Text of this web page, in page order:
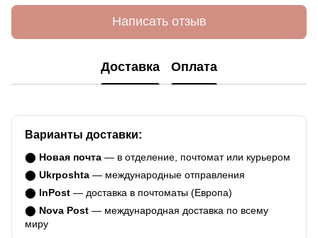
Написать отзыв
Доставка Оплата
Варианты доставки:
⬤ Новая почта — в отделение, почтомат или курьером
⬤ Ukrposhta — международные отправления
⬤ InPost — доставка в почтоматы (Европа)
⬤ Nova Post — международная доставка по всему
миру